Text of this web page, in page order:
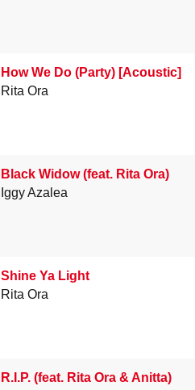
How We Do (Party) [Acoustic]
Rita Ora
Black Widow (feat. Rita Ora)
Iggy Azalea
Shine Ya Light
Rita Ora
R.I.P. (feat. Rita Ora & Anitta)